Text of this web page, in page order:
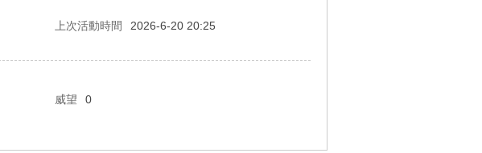
上次活動時間
2026-6-20 20:25
威望
0